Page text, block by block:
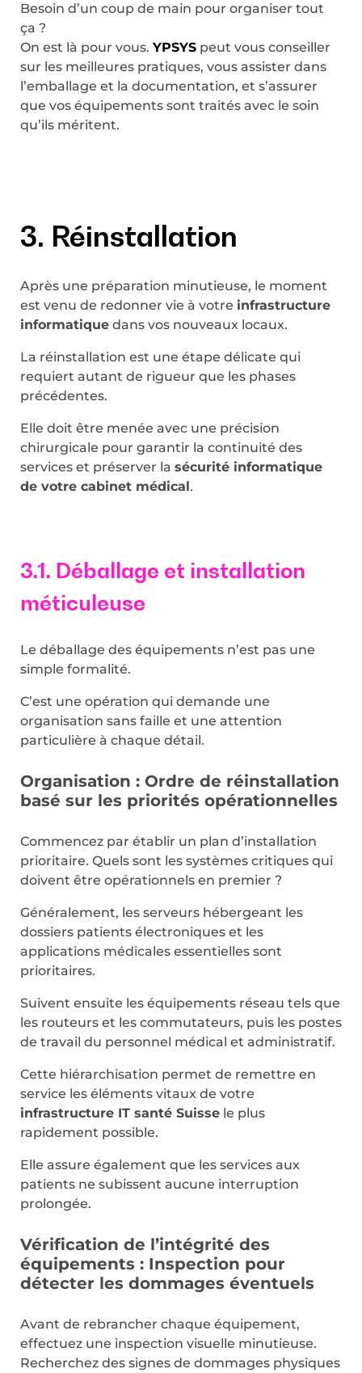
Besoin d’un coup de main pour organiser tout
ça ?
On est là pour vous. YPSYS peut vous conseiller
sur les meilleures pratiques, vous assister dans
l’emballage et la documentation, et s’assurer
que vos équipements sont traités avec le soin
qu’ils méritent.
3. Réinstallation
Après une préparation minutieuse, le moment
est venu de redonner vie à votre infrastructure
informatique dans vos nouveaux locaux.
La réinstallation est une étape délicate qui
requiert autant de rigueur que les phases
précédentes.
Elle doit être menée avec une précision
chirurgicale pour garantir la continuité des
services et préserver la sécurité informatique
de votre cabinet médical.
3.1. Déballage et installation
méticuleuse
Le déballage des équipements n’est pas une
simple formalité.
C’est une opération qui demande une
organisation sans faille et une attention
particulière à chaque détail.
Organisation : Ordre de réinstallation
basé sur les priorités opérationnelles
Commencez par établir un plan d’installation
prioritaire. Quels sont les systèmes critiques qui
doivent être opérationnels en premier ?
Généralement, les serveurs hébergeant les
dossiers patients électroniques et les
applications médicales essentielles sont
prioritaires.
Suivent ensuite les équipements réseau tels que
les routeurs et les commutateurs, puis les postes
de travail du personnel médical et administratif.
Cette hiérarchisation permet de remettre en
service les éléments vitaux de votre
infrastructure IT santé Suisse le plus
rapidement possible.
Elle assure également que les services aux
patients ne subissent aucune interruption
prolongée.
Vérification de l’intégrité des
équipements : Inspection pour
détecter les dommages éventuels
Avant de rebrancher chaque équipement,
effectuez une inspection visuelle minutieuse.
Recherchez des signes de dommages physiques